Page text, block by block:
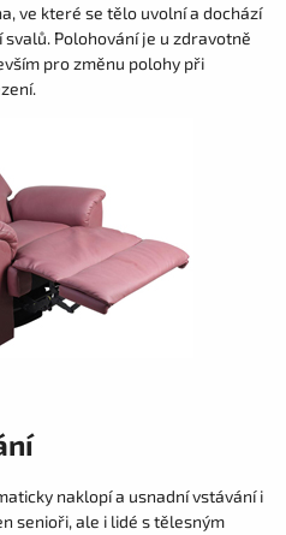
ve které se tělo uvolní a dochází
Polohování je u zdravotně
pro změnu polohy při
naklopí a usnadní vstávání i
senioři, ale i lidé s tělesným